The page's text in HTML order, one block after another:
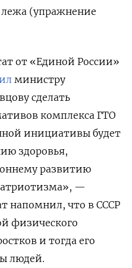
(упражнение
от «Единой России»
министру
сделать
комплекса ГТО
инициативы будет
здоровья,
развитию
—
напомнил, что в СССР
физического
и тогда его
людей.